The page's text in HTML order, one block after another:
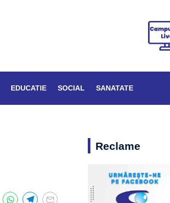
EDUCATIE SOCIAL SANATATE
Reclame